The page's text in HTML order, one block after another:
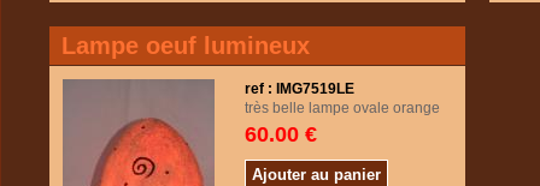
Lampe oeuf lumineux
ref : IMG7519LE
très belle lampe ovale orange
60.00 €
Ajouter au panier